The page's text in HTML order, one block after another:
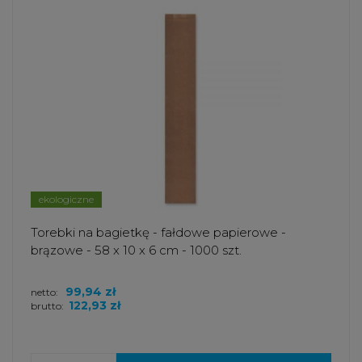
ekologiczne
Torebki na bagietkę - fałdowe papierowe -
brązowe - 58 x 10 x 6 cm - 1000 szt.
brutto: 122,93 zł
netto: 99,94 zł